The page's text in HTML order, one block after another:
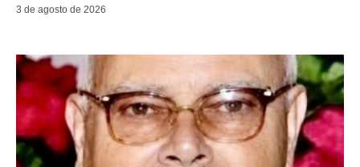
3 de agosto de 2026